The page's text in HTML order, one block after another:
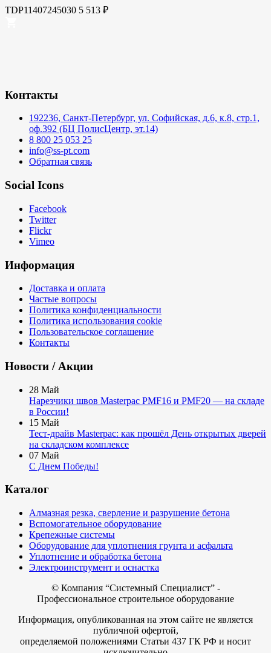
TDP11407245030 5 513 ₽
Контакты
192236, Санкт-Петербург, ул. Софийская, д.6, к.8, стр.1,
оф.392 (БЦ ПолисЦентр, эт.14)
8 800 25 053 25
info@ss-pt.com
Обратная связь
Social Icons
Facebook
Twitter
Flickr
Vimeo
Информация
Доставка и оплата
Частые вопросы
Политика конфиденциальности
Политика использования cookie
Пользовательское соглашение
Контакты
Новости / Акции
28 Май
Нарезчики швов Masterpac PMF16 и PMF20 — на складе
в России!
15 Май
Тест-драйв Masterpac: как прошёл День открытых дверей
на складском комплексе
07 Май
С Днем Победы!
Каталог
Алмазная резка, сверление и разрушение бетона
Вспомогательное оборудование
Крепежные системы
Оборудование для уплотнения грунта и асфальта
Уплотнение и обработка бетона
Электроинструмент и оснастка
© Компания “Системный Специалист” -
Профессиональное строительное оборудование
Информация, опубликованная на этом сайте не является
публичной офертой,
определяемой положениями Статьи 437 ГК РФ и носит